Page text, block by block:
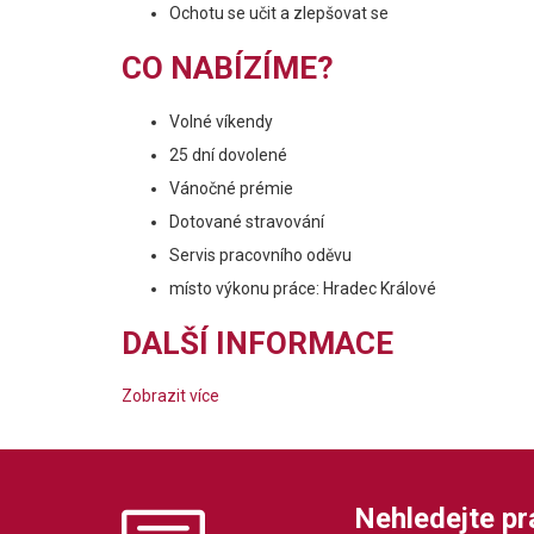
Ochotu se učit a zlepšovat se
CO NABÍZÍME?
Volné víkendy
25 dní dovolené
Vánočné prémie
Dotované stravování
Servis pracovního oděvu
místo výkonu práce: Hradec Králové
DALŠÍ INFORMACE
Zobrazit více
Nehledejte